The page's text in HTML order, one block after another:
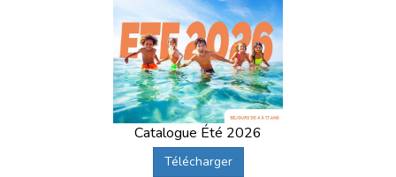
Catalogue Été 2026
Télécharger